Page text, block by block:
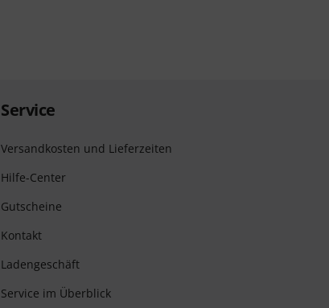
Service
Versandkosten und Lieferzeiten
Hilfe-Center
Gutscheine
Kontakt
Ladengeschäft
Service im Überblick